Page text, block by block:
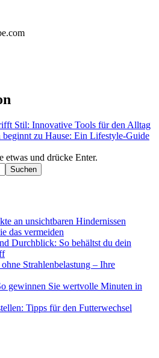
Stil: Innovative Tools für den Alltag
zu Hause: Ein Lifestyle-Guide
etwas und drücke Enter.
an unsichtbaren Hindernissen
das vermeiden
Durchblick: So behältst du dein
Strahlenbelastung – Ihre
gewinnen Sie wertvolle Minuten in
Tipps für den Futterwechsel